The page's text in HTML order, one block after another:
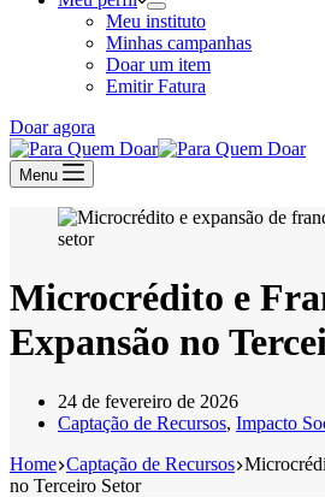
Meu instituto
Minhas campanhas
Doar um item
Emitir Fatura
Doar agora
Menu
Microcrédito e
Expansão no
24 de fevereiro de 2026
Captação de Recursos, Impacto
Home Captação de Recursos
no Terceiro Setor